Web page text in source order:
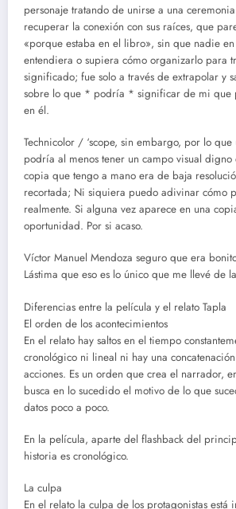
personaje tratando de unirse a una
recuperar la conexión con sus raíces, que
«porque estaba en el libro», sin que nadie
entendiera o supiera cómo organizarlo para
significado; fue solo a través de extrapolar y
sobre lo que * podría * significar de mi que
en él.
Technicolor / ‘scope, sin embargo, por lo
podría al menos tener un campo visual
copia que tengo a mano era de baja
recortada; Ni siquiera puedo adivinar cómo
realmente. Si alguna vez aparece en una
oportunidad. Por si acaso.
Víctor Manuel Mendoza seguro que era
Lástima que eso es lo único que me llevé de
Diferencias entre la película y el relato Tapla
El orden de los acontecimientos
En el relato hay saltos en el tiempo
cronológico ni lineal ni hay una
acciones. Es un orden que crea el narrador,
busca en lo sucedido el motivo de lo que
datos poco a poco.
En la película, aparte del flashback del
historia es cronológico.
La culpa
En el relato la culpa de los protagonistas está